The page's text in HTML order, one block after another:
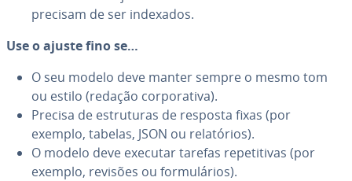
precisam de ser indexados.
Use o ajuste fino se…
O seu modelo deve manter sempre o mesmo tom
ou estilo (redação cor­po­ra­tiva).
Precisa de es­tru­tu­ras de resposta fixas (por
exemplo, tabelas, JSON ou re­la­tó­rios).
O modelo deve executar tarefas re­pe­ti­ti­vas (por
exemplo, revisões ou for­mu­lá­rios).